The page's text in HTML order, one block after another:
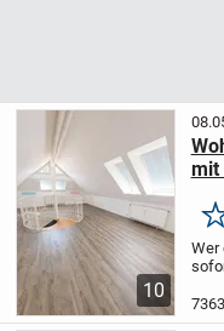
10
mit
Wer